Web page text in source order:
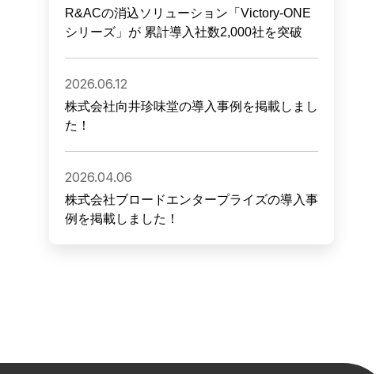
R&ACの消込ソリューション「Victory-ONE
シリーズ」が 累計導入社数2,000社を突破
2026.06.12
株式会社向井珍味堂の導入事例を掲載しまし
た！
2026.04.06
株式会社ブロードエンタープライズの導入事
例を掲載しました！